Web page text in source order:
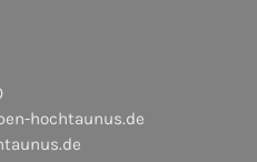
hochtaunus.de